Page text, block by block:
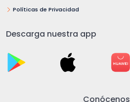
Políticas de Privacidad
Descarga nuestra app
Conócenos